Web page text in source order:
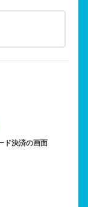
ド決済の画面